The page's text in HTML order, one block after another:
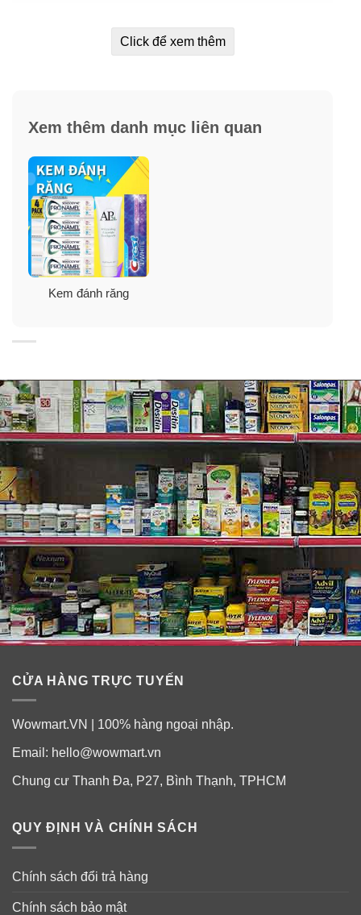
Click để xem thêm
Xem thêm danh mục liên quan
Kem đánh răng
CỬA HÀNG TRỰC TUYẾN
Wowmart.VN | 100% hàng ngoại nhập.
Email: hello@wowmart.vn
Chung cư Thanh Đa, P27, Bình Thạnh, TPHCM
QUY ĐỊNH VÀ CHÍNH SÁCH
Chính sách đổi trả hàng
Chính sách bảo mật